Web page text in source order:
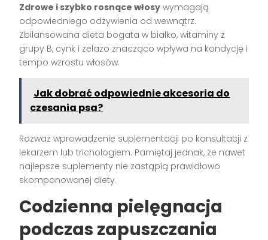
Zdrowe i szybko rosnące włosy wymagają
odpowiedniego odżywienia od wewnątrz.
Zbilansowana dieta bogata w białko, witaminy z
grupy B, cynk i żelazo znacząco wpływa na kondycję i
tempo wzrostu włosów.
Jak dobrać odpowiednie akcesoria do
czesania psa?
Rozważ wprowadzenie suplementacji po konsultacji z
lekarzem lub trichologiem. Pamiętaj jednak, że nawet
najlepsze suplementy nie zastąpią prawidłowo
skomponowanej diety.
Codzienna pielęgnacja
podczas zapuszczania